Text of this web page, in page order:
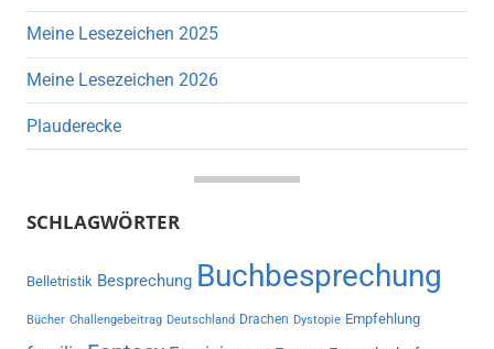
Meine Lesezeichen 2025
Meine Lesezeichen 2026
Plauderecke
SCHLAGWÖRTER
Belletristik Besprechung Buchbesprechung
Bücher Challengebeitrag Deutschland Drachen Dystopie Empfehlung